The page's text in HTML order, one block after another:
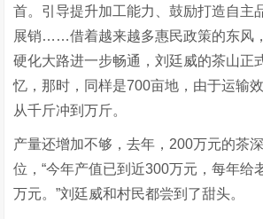
首。引导提升加工能力、鼓励打造自主
展销……借着越来越多惠民政策的东风
硬化大路进一步畅通，刘廷威的茶山正
忆，那时，同样是700亩地，由于运输
从千斤冲到万斤。
产量还增加不够，去年，200万元的茶
位，“今年产值已到近300万元，每年给
万元。”刘廷威和村民都尝到了甜头。